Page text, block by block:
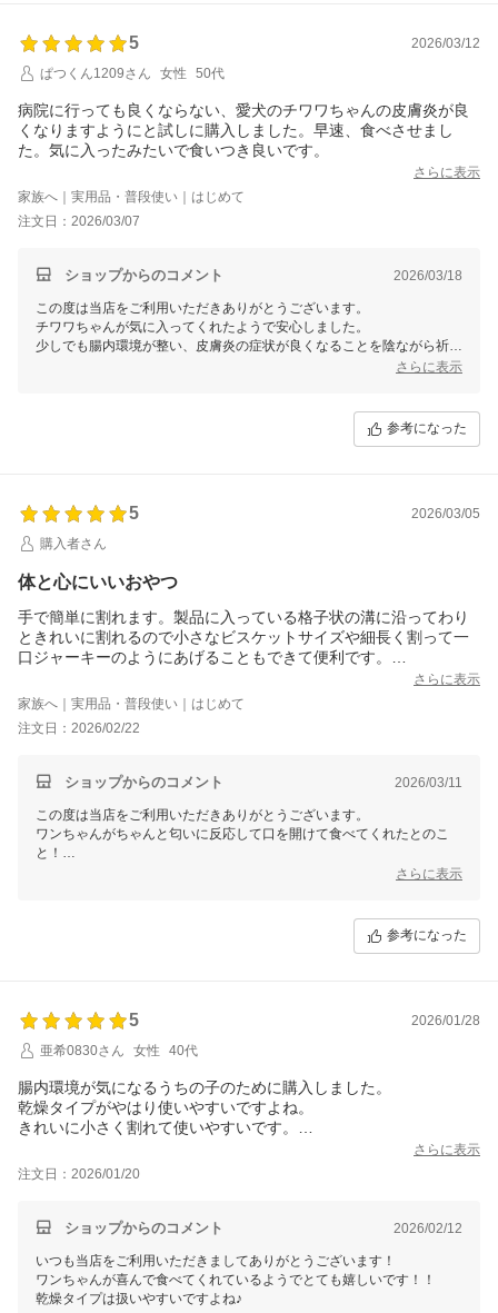
5
2026/03/12
ぱつくん1209さん
女性 50代
病院に行っても良くならない、愛犬のチワワちゃんの皮膚炎が良
くなりますようにと試しに購入しました。早速、食べさせまし
た。気に入ったみたいで食いつき良いです。
さらに表示
家族へ｜実用品・普段使い｜はじめて
注文日：2026/03/07
ショップからのコメント 2026/03/18
この度は当店をご利用いただきありがとうございます。
チワワちゃんが気に入ってくれたようで安心しました。
少しでも腸内環境が整い、皮膚炎の症状が良くなることを陰ながら祈っ
さらに表示
参考になった
5
2026/03/05
購入者さん
体と心にいいおやつ
手で簡単に割れます。製品に入っている格子状の溝に沿ってわり
ときれいに割れるので小さなビスケットサイズや細長く割って一
口ジャーキーのようにあげることもできて便利です。
寝たきりの老犬の鼻先に持っていってもきちんと匂いに反応して
口を開けて食べてくれますが、缶詰めのグリーントライプに比べ
るとかなり控えめな匂いです。
りのおじいちゃんだけにあげたくても近くで寝ている若者達には
バレてしまうことがあります。
さらに表示
家族へ｜実用品・普段使い｜はじめて
注文日：2026/02/22
ショップからのコメント 2026/03/11
この度は当店をご利用いただきありがとうございます。
ワンちゃんがちゃんと匂いに反応して口を開けて食べてくれたとのこ
と！
さらに表示
参考になった
5
2026/01/28
亜希0830さん
女性 40代
腸内環境が気になるうちの子のために購入しました。
乾燥タイプがやはり使いやすいですよね。
きれいに小さく割れて使いやすいです。
さらに表示
注文日：2026/01/20
ショップからのコメント 2026/02/12
いつも当店をご利用いただきましてありがとうございます！
ワンちゃんが喜んで食べてくれているようでとても嬉しいです！！
乾燥タイプは扱いやすいですよね♪